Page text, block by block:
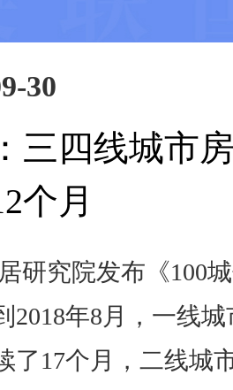
30
三四线城市
个月
居研究院发布《100
2018年8月，一线
了17个月，二线城